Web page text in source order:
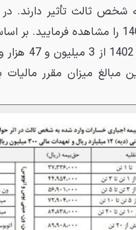
ثالث تأثیر دارند. در
جدید بیمه شخص ثالث خودروها در سال 1402 را
به این مبالغ میزان مقرر